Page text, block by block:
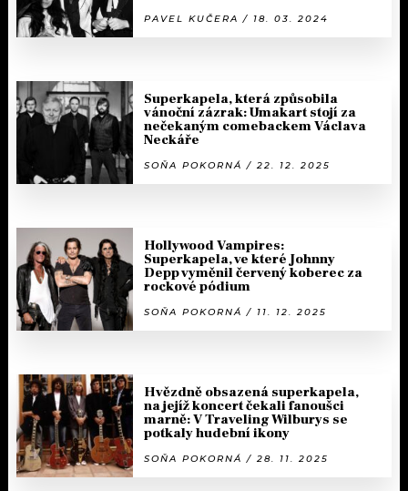
PAVEL KUČERA / 18. 03. 2024
Superkapela, která způsobila
vánoční zázrak: Umakart stojí za
nečekaným comebackem Václava
Neckáře
SOŇA POKORNÁ / 22. 12. 2025
Hollywood Vampires:
Superkapela, ve které Johnny
Depp vyměnil červený koberec za
rockové pódium
SOŇA POKORNÁ / 11. 12. 2025
Hvězdně obsazená superkapela,
na jejíž koncert čekali fanoušci
marně: V Traveling Wilburys se
potkaly hudební ikony
SOŇA POKORNÁ / 28. 11. 2025